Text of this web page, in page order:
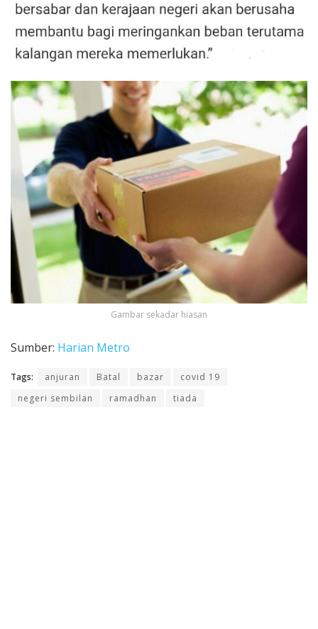
Gambar sekadar hiasan
Sumber: Harian Metro
Tags: anjuran Batal bazar
covid 19
negeri sembilan
ramadhan tiada